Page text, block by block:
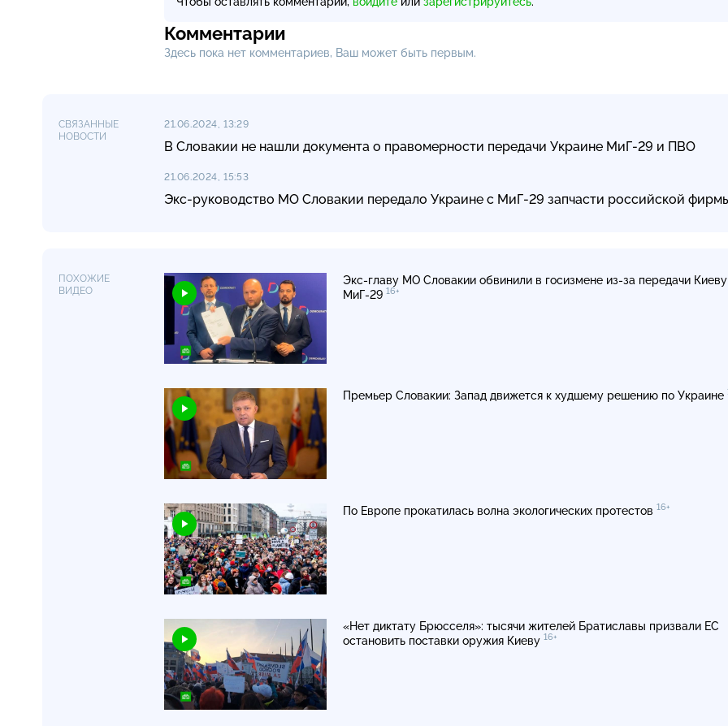
Комментарии
Здесь пока нет комментариев, Ваш может быть первым.
СВЯЗАННЫЕ
НОВОСТИ
21.06.2024, 13:29
В Словакии не нашли документа о правомерности передачи Украине МиГ-29 и ПВО
21.06.2024, 15:53
Экс-руководство МО Словакии передало Украине с МиГ-29 запчасти российской
ПОХОЖИЕ
ВИДЕО
Экс-главу МО Словакии обвинили в госизмене из-за передачи Киеву
МиГ-29 16+
Премьер Словакии: Запад движется к худшему решению по Украине
По Европе прокатилась волна экологических протестов 16+
«Нет диктату Брюсселя»: тысячи жителей Братиславы призвали ЕС
остановить поставки оружия Киеву 16+